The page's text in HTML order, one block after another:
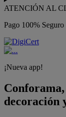
ATENCIÓN AL
Pago 100% Seguro
¡Nueva app!
decoración